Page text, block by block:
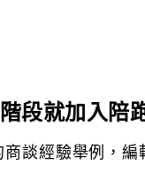
段就加入陪
談經驗舉例，